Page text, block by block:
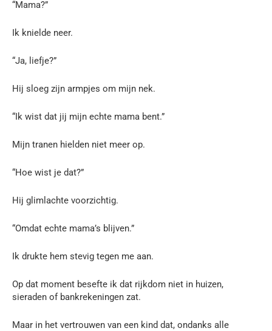
“Mama?”
Ik knielde neer.
“Ja, liefje?”
Hij sloeg zijn armpjes om mijn nek.
“Ik wist dat jij mijn echte mama bent.”
Mijn tranen hielden niet meer op.
“Hoe wist je dat?”
Hij glimlachte voorzichtig.
“Omdat echte mama’s blijven.”
Ik drukte hem stevig tegen me aan.
Op dat moment besefte ik dat rijkdom niet in huizen,
sieraden of bankrekeningen zat.
Maar in het vertrouwen van een kind dat, ondanks alle